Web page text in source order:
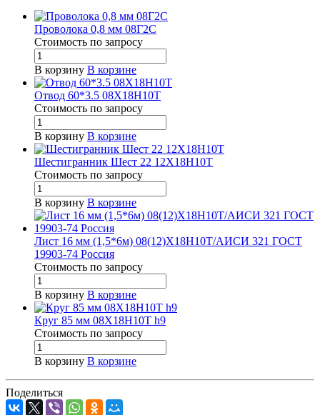
Проволока 0,8 мм 08Г2С
Стоимость по запросу
В корзину В корзине
Отвод 60*3.5 08Х18Н10Т
Стоимость по запросу
В корзину В корзине
Шестигранник Шест 22 12Х18Н10Т
Стоимость по запросу
В корзину В корзине
Лист 16 мм (1,5*6м) 08(12)Х18Н10Т/АИСИ 321 ГОСТ
19903-74 Россия
Стоимость по запросу
В корзину В корзине
Круг 85 мм 08Х18Н10Т h9
Стоимость по запросу
В корзину В корзине
Поделиться